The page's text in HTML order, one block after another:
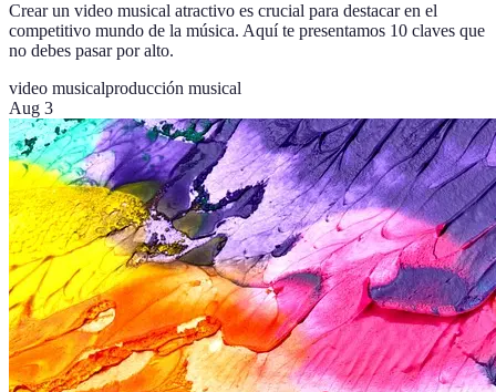
Crear un video musical atractivo es crucial para destacar en el
competitivo mundo de la música. Aquí te presentamos 10 claves que
no debes pasar por alto.
video musicalproducción musical
Aug 3